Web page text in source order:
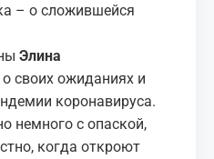
– о сложившейся
Элина
о своих ожиданиях и
коронавируса.
немного с опаской,
когда откроют